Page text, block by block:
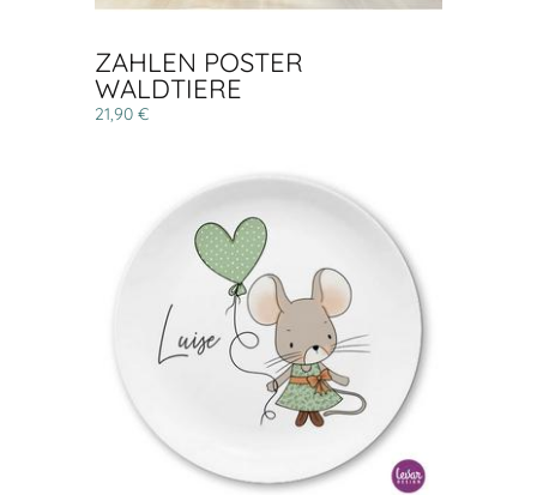
ZAHLEN POSTER
WALDTIERE
21,90 €